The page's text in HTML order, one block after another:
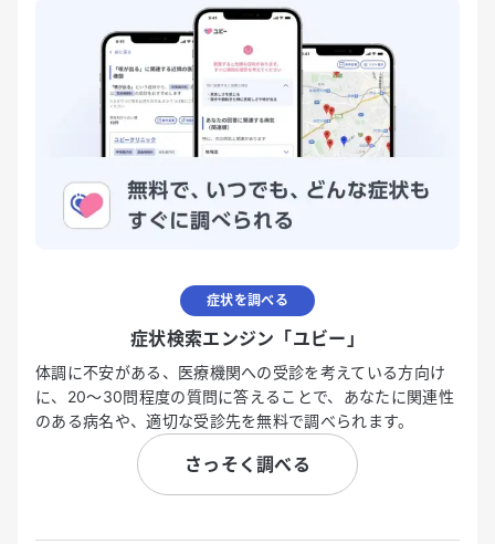
症状を調べる
症状検索エンジン「ユビー」
体調に不安がある、医療機関への受診を考えている方向け
に、20〜30問程度の質問に答えることで、あなたに関連性
のある病名や、適切な受診先を無料で調べられます。
さっそく調べる